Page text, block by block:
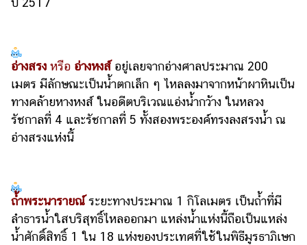
อ่างสรง หรือ อ่างหงส์ อยู่เลยจากอ่างศาลประมาณ 200
เมตร มีลักษณะเป็นน้ำตกเล็ก ๆ ไหลลงมาจากหน้าผาหินเป็น
ทางคล้ายหางหงส์ ในอดีตบริเวณแอ่งน้ำกว้าง ในหลวง
รัชกาลที่ 4 และรัชกาลที่ 5 ทั้งสองพระองค์ทรงลงสรงน้ำ ณ
อ่างสรงแห่งนี้
ถ้ำพระนารายณ์ ระยะทางประมาณ 1 กิโลเมตร เป็นถ้ำที่มี
ลำธารน้ำใสบริสุทธิ์ไหลออกมา แหล่งน้ำแห่งนี้ถือเป็นแหล่ง
น้ำศักดิ์สิทธิ์ 1 ใน 18 แห่งของประเทศที่ใช้ในพิธีมูรธาภิเษก